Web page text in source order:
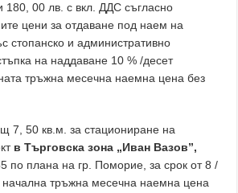
180, 00 лв. с вкл. ДДС съгласно
цени за отдаване под наем на
стопанско и административно
на наддаване 10 % /десет
тръжна месечна наемна цена без
7, 50 кв.м. за стациониране на
в Търговска зона „Иван Вазов”,
по плана на гр. Поморие, за срок от 8 /
тръжна месечна наемна цена